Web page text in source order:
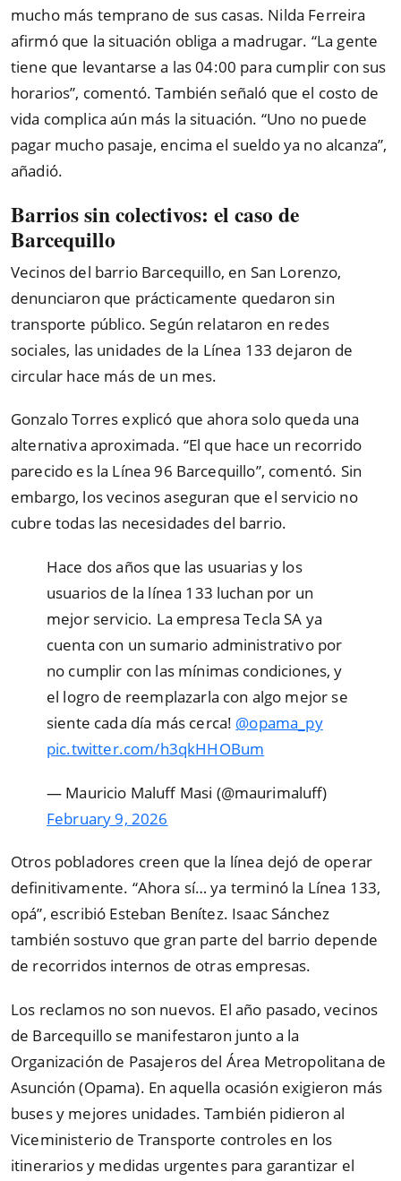
mucho más temprano de sus casas. Nilda Ferreira
afirmó que la situación obliga a madrugar. “La gente
tiene que levantarse a las 04:00 para cumplir con sus
horarios”, comentó. También señaló que el costo de
vida complica aún más la situación. “Uno no puede
pagar mucho pasaje, encima el sueldo ya no alcanza”,
añadió.
Barrios sin colectivos: el caso de
Barcequillo
Vecinos del barrio Barcequillo, en San Lorenzo,
denunciaron que prácticamente quedaron sin
transporte público. Según relataron en redes
sociales, las unidades de la Línea 133 dejaron de
circular hace más de un mes.
Gonzalo Torres explicó que ahora solo queda una
alternativa aproximada. “El que hace un recorrido
parecido es la Línea 96 Barcequillo”, comentó. Sin
embargo, los vecinos aseguran que el servicio no
cubre todas las necesidades del barrio.
Hace dos años que las usuarias y los
usuarios de la línea 133 luchan por un
mejor servicio. La empresa Tecla SA ya
cuenta con un sumario administrativo por
no cumplir con las mínimas condiciones, y
el logro de reemplazarla con algo mejor se
siente cada día más cerca! @opama_py
pic.twitter.com/h3qkHHOBum
— Mauricio Maluff Masi (@maurimaluff)
February 9, 2026
Otros pobladores creen que la línea dejó de operar
definitivamente. “Ahora sí… ya terminó la Línea 133,
opá”, escribió Esteban Benítez. Isaac Sánchez
también sostuvo que gran parte del barrio depende
de recorridos internos de otras empresas.
Los reclamos no son nuevos. El año pasado, vecinos
de Barcequillo se manifestaron junto a la
Organización de Pasajeros del Área Metropolitana de
Asunción (Opama). En aquella ocasión exigieron más
buses y mejores unidades. También pidieron al
Viceministerio de Transporte controles en los
itinerarios y medidas urgentes para garantizar el